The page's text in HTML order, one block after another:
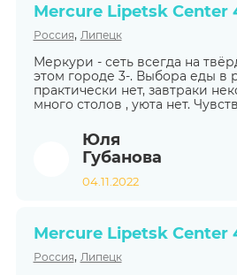
Mercure Lipetsk Center
Россия, Липецк
Меркури - сеть всегда на
этом городе 3-. Выбора еды в
практически нет, завтраки
много столов , уюта нет.
Юля
Губанова
04.11.2022
Mercure Lipetsk Center
Россия, Липецк